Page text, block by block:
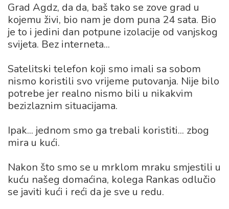
Grad Agdz, da da, baš tako se zove grad u
kojemu živi, bio nam je dom puna 24 sata. Bio
je to i jedini dan potpune izolacije od vanjskog
svijeta. Bez interneta...
Satelitski telefon koji smo imali sa sobom
nismo koristili svo vrijeme putovanja. Nije bilo
potrebe jer realno nismo bili u nikakvim
bezizlaznim situacijama.
Ipak... jednom smo ga trebali koristiti... zbog
mira u kući.
Nakon što smo se u mrklom mraku smjestili u
kuću našeg domaćina, kolega Rankas odlučio
se javiti kući i reći da je sve u redu.